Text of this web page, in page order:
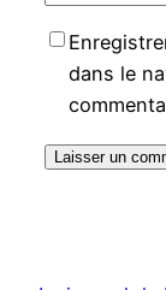
dans le